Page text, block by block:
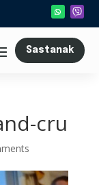
Sastanak
cru